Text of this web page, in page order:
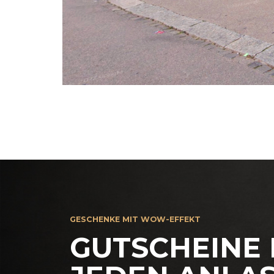
GESCHENKE MIT WOW-EFFEKT
GUTSCHEINE